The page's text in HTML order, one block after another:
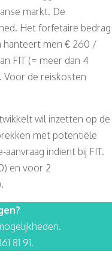
markt. De
Het forfetaire bedrag
hanteert men € 260 /
FIT (= meer dan 4
Voor de reiskosten
wil inzetten op de
met potentiële
indient bij FIT.
en voor 2
81 91.